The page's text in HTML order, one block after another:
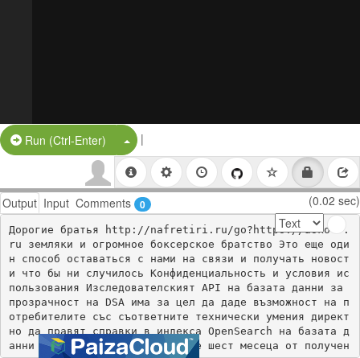
Run (Ctrl-Enter) Split Button!
|
Output Input Comments 0 (0.02 sec)
Дорогие братья http://nafretiri.ru/go?https://askoff.
ru земляки и огромное боксерское братство Это еще оди
н способ оставаться с нами на связи и получать новост
и что бы ни случилось Конфиденциальность и условия ис
пользования Изследователският API на базата данни за
прозрачност на DSA има за цел да даде възможност на п
отребителите със съответните технически умения директ
но да правят справки в индекса OpenSearch на базата д
анни индексиране на последните шест месеца от получен